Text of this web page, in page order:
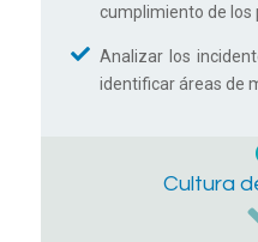
cumplimiento de los
Analizar los
identificar áreas de
Cultura